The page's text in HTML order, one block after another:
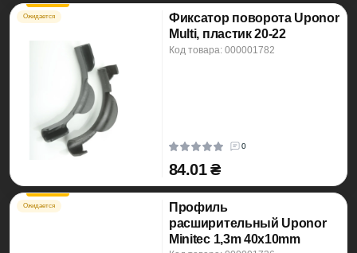
Ожидается
Фиксатор поворота Uponor
Multi, пластик 20-22
Код товара: 000001782
0
84.01 ₴
Ожидается
Профиль
расширительный Uponor
Minitec 1,3m 40x10mm